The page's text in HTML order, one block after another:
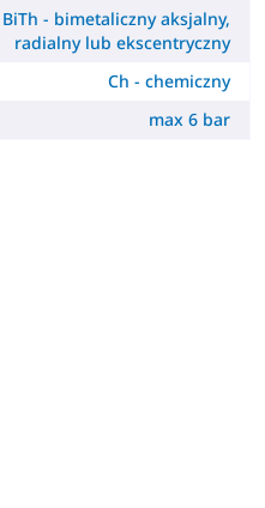
BiTh - bimetaliczny aksjalny,
radialny lub ekscentryczny
Ch - chemiczny
max 6 bar